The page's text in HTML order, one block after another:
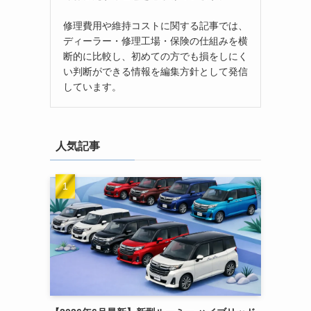
修理費用や維持コストに関する記事では、
ディーラー・修理工場・保険の仕組みを横
断的に比較し、初めての方でも損をしにく
い判断ができる情報を編集方針として発信
しています。
人気記事